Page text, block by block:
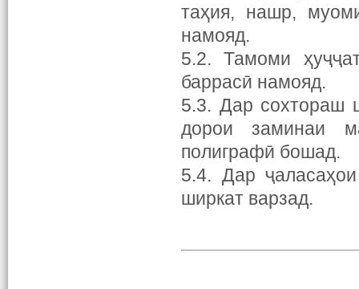
таҳия, нашр,
намояд.
5.2. Тамоми
баррасӣ намояд.
5.3. Дар сохтораш
дорои заминаи
полиграфӣ бошад.
5.4. Дар
ширкат варзад.